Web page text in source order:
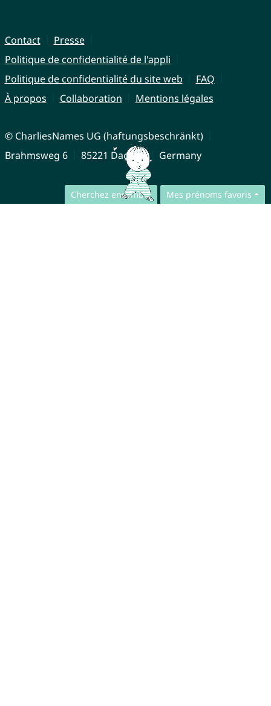
Cherchez ensemble Mes prénoms favoris
Contact
Presse
Politique de confidentialité de l'appli
Politique de confidentialité du site web
FAQ
À propos
Collaboration Mentions légales
© CharliesNames UG (haftungsbeschränkt)
Brahmsweg 6
85221 Dachau Germany